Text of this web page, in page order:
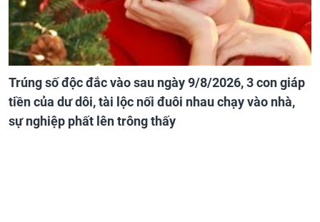
Trúng số độc đắc vào sau ngày 9/8/2026, 3 con giáp
tiền của dư dôi, tài lộc nối đuôi nhau chạy vào nhà,
sự nghiệp phất lên trông thấy